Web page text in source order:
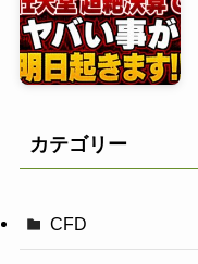
カテゴリー
CFD